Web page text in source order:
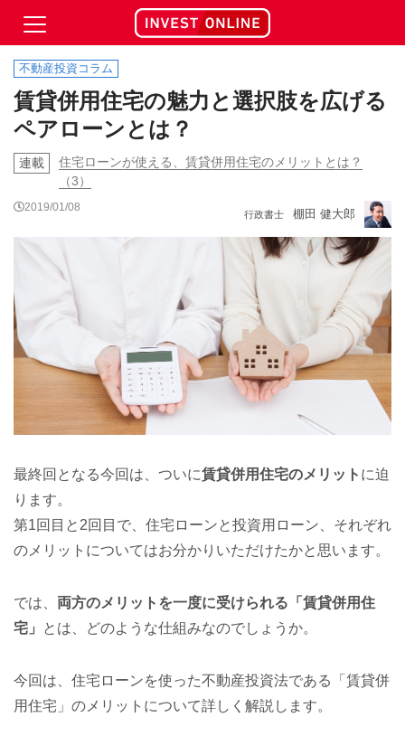
不動産投資コラム
賃貸併用住宅の魅力と選択肢を広げる
ペアローンとは？
連載
住宅ローンが使える、賃貸併用住宅のメリットとは？
（3）
2019/01/08
行政書士 棚田 健大郎
最終回となる今回は、ついに賃貸併用住宅のメリット に迫
ります。
第1回目と2回目で、住宅ローンと投資用ローン、それぞれ
のメリットについてはお分かりいただけたかと思います。
では、 両方のメリットを一度に受けられる「賃貸併用住
宅」
とは、どのような仕組みなのでしょうか。
今回は、住宅ローンを使った不動産投資法である「賃貸併
用住宅」のメリットについて詳しく解説します。